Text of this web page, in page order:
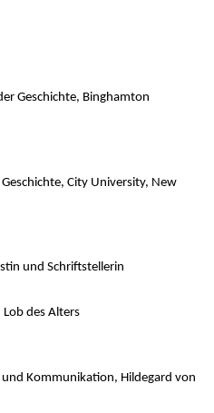
Geschichte, Binghamton
City University, New
und Schriftstellerin
Lob des Alters
und Kommunikation, Hildegard von